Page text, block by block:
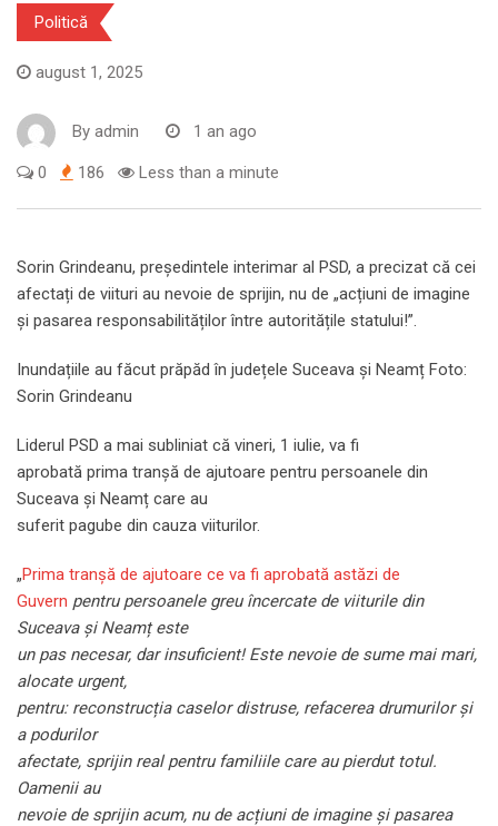
Politică
august 1, 2025
By admin 1 an ago
0 186 Less than a minute
Sorin Grindeanu, președintele interimar al PSD, a precizat că cei
afectați de viituri au nevoie de sprijin, nu de „acțiuni de imagine
și pasarea responsabilităților între autoritățile statului!”.
Inundațiile au făcut prăpăd în județele Suceava și Neamț Foto:
Sorin Grindeanu
Liderul PSD a mai subliniat că vineri, 1 iulie, va fi
aprobată prima tranșă de ajutoare pentru persoanele din
Suceava și Neamț care au
suferit pagube din cauza viiturilor.
„Prima tranșă de ajutoare ce va fi aprobată astăzi de
Guvern pentru persoanele greu încercate de viiturile din
Suceava și Neamț este
un pas necesar, dar insuficient! Este nevoie de sume mai mari,
alocate urgent,
pentru: reconstrucția caselor distruse, refacerea drumurilor și
a podurilor
afectate, sprijin real pentru familiile care au pierdut totul.
Oamenii au
nevoie de sprijin acum, nu de acțiuni de imagine și pasarea